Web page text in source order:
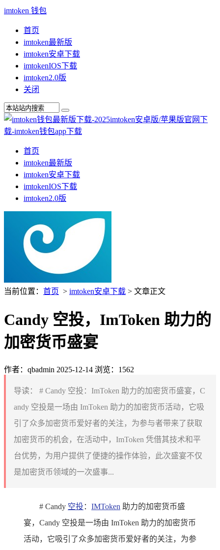
imtoken 钱包
首页
imtoken最新版
imtoken安卓下载
imtokenIOS下载
imtoken2.0版
关闭
首页
imtoken最新版
imtoken安卓下载
imtokenIOS下载
imtoken2.0版
当前位置： 首页 > imtoken安卓下载 > 文章正文
Candy 空投，ImToken 助力的
加密货币盛宴
作者：qbadmin 2025-12-14 浏览：1562
导读：
# Candy 空投：ImToken 助力的加密货币盛宴，C
andy 空投是一场由 ImToken 助力的加密货币活动，它吸
引了众多加密货币爱好者的关注，为参与者带来了获取
加密货币的机会，在活动中，ImToken 凭借其技术和平
台优势，为用户提供了便捷的操作体验，此次盛宴不仅
是加密货币领域的一次盛事...
# Candy 空投 ： IMToken 助力的加密货币盛
宴，Candy 空投是一场由 ImToken 助力的加密货币
活动，它吸引了众多加密货币爱好者的关注，为参